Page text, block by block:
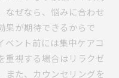
なぜなら、悩みに合わせ
果が期待できるからで
ベント前には集中ケアコ
重視する場合はリラクゼ
また、カウンセリングを